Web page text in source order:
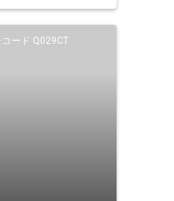
ード Q029CT